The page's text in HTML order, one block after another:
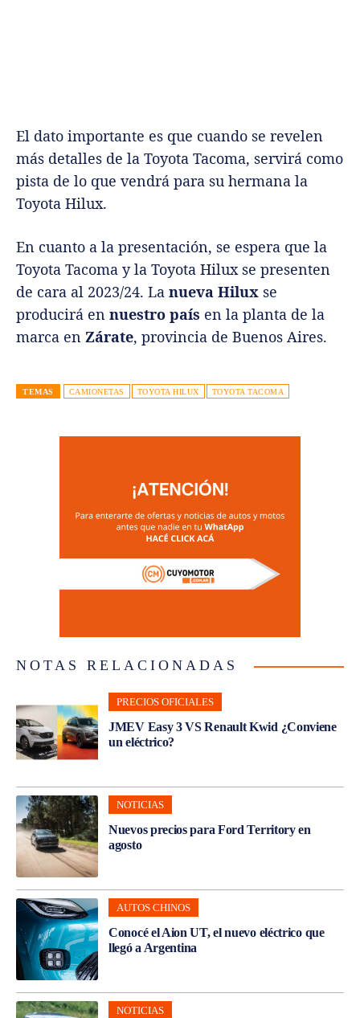
El dato importante es que cuando se revelen
más detalles de la Toyota Tacoma, servirá como
pista de lo que vendrá para su hermana la
Toyota Hilux.
En cuanto a la presentación, se espera que la
Toyota Tacoma y la Toyota Hilux se presenten
de cara al 2023/24. La nueva Hilux se
producirá en nuestro país en la planta de la
marca en Zárate, provincia de Buenos Aires.
TEMAS CAMIONETAS TOYOTA HILUX TOYOTA TACOMA
NOTAS RELACIONADAS
PRECIOS OFICIALES
JMEV Easy 3 VS Renault Kwid ¿Conviene
un eléctrico?
NOTICIAS
Nuevos precios para Ford Territory en
agosto
AUTOS CHINOS
Conocé el Aion UT, el nuevo eléctrico que
llegó a Argentina
NOTICIAS